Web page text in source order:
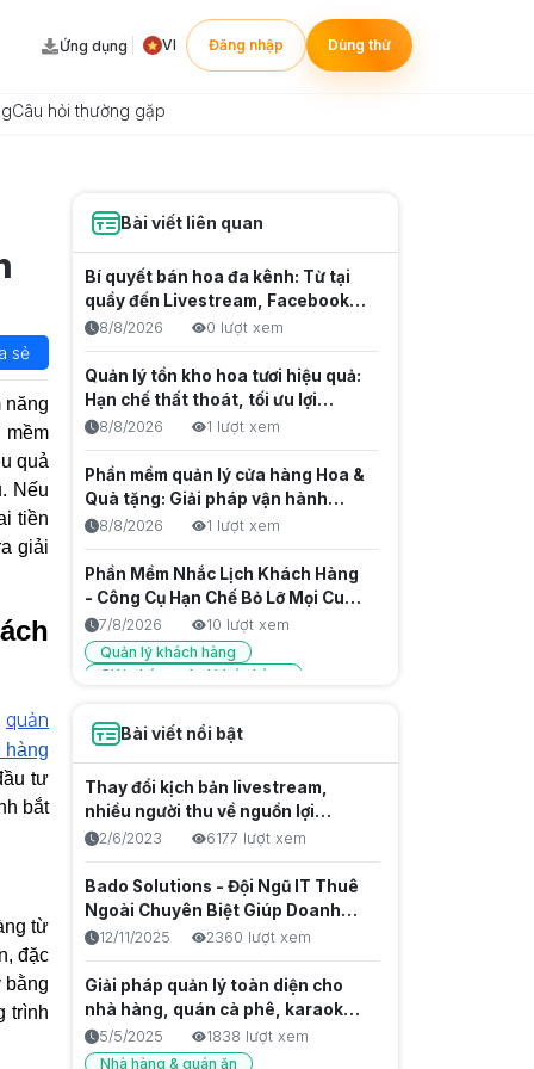
Ứng dụng VI Đăng nhập Dùng thử
Câu hỏi thường gặp
sẻ
năng
mềm
quả
Nếu
tiền
giải
quản
hàng
tư
bắt
từ
đặc
bằng
trình
Bài viết liên quan
Bí quyết bán hoa đa kênh: Từ tại
quầy đến Livestream, Facebook,
Zalo
8/8/2026 0 lượt xem
Quản lý tồn kho hoa tươi hiệu quả:
Hạn chế thất thoát, tối ưu lợi
nhuận
8/8/2026 1 lượt xem
Phần mềm quản lý cửa hàng Hoa &
Quà tặng: Giải pháp vận hành
chuyên nghiệp
8/8/2026 1 lượt xem
Phần Mềm Nhắc Lịch Khách Hàng
- Công Cụ Hạn Chế Bỏ Lỡ Mọi Cuộc
Hẹn7/8/2026
10 lượt xem
Quản lý khách hàng
Giải pháp quản lý bán hàng
Phân Quyền Nhân Viên Thu Ngân
Toán
7/8/2026
8 lượt xem
Quản lý nhân viên
Giải pháp quản lý bán hàng
Phân Quyền Nhân Viên Kho - Giải
Pháp Quản Lý Hàng Hóa Chặt Chẽ
7/8/2026
12 lượt xem
Quản lý nhân viên
Phần mềm quản lý bán hàng
Giải pháp quản lý bán hàng
Bài viết nổi bật
Thay đổi kịch bản livestream,
nhiều người thu về nguồn lợi
nhuận khủng
2/6/2023 6177 lượt xem
Bado Solutions - Đội Ngũ IT Thuê
Ngoài Chuyên Biệt Giúp Doanh
Nghiệp Tăng Tốc Sản Phẩm Số
12/11/2025 2360 lượt xem
Giải pháp quản lý toàn diện cho
nhà hàng, quán cà phê, karaoke &
club billiards
5/5/2025
1838 lượt xem
Nhà hàng & quán ăn